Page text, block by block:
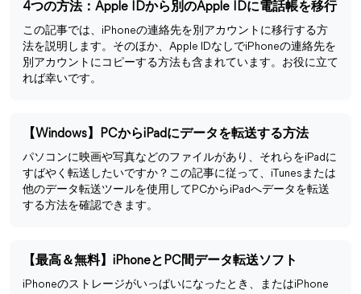
4つの方法：Apple IDから別のApple IDに電話帳を移行
この記事では、iPhoneの連絡先を別アカウントに移行する方
法を説明します。そのほか、Apple IDなしでiPhoneの連絡先を
別アカウントにコピーする方法も含まれています。お役に立て
れば幸いです。
【Windows】PCからiPadにデータを転送する方法
パソコンに映画や写真などのファイルがあり、それらをiPadに
すばやく転送したいですか？この記事に従って、iTunesまたは
他のデータ転送ツールを使用してPCからiPadへデータを転送
する方法を確認できます。
【最高＆無料】iPhoneとPC間データ転送ソフト
iPhoneのストレージがいっぱいになったとき、またはiPhone